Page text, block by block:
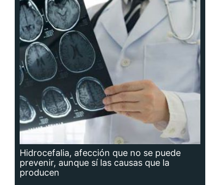
Hidrocefalia, afección que no se puede
prevenir, aunque sí las causas que la
producen